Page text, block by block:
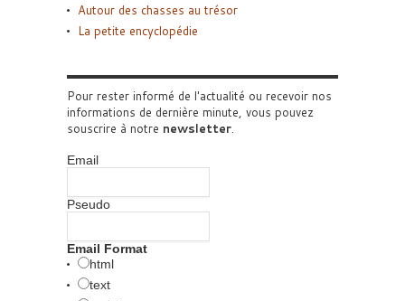
Autour des chasses au trésor
La petite encyclopédie
Pour rester informé de l'actualité ou recevoir nos
informations de dernière minute, vous pouvez
souscrire à notre newsletter
Email
Pseudo
Email Format
html
text